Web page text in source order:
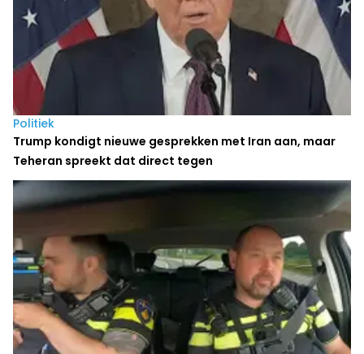
Politiek
Trump kondigt nieuwe gesprekken met Iran aan, maar
Teheran spreekt dat direct tegen